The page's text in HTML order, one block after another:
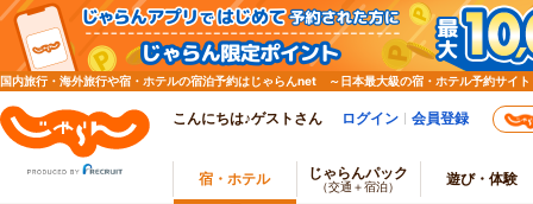
国内旅行・海外旅行や宿・ホテルの宿泊予約はじゃらんnet ～日本最大級の宿・ホテル予約サイト
こんにちは♪ゲストさん ログイン 会員登録
宿・ホテル じゃらんパック
（交通＋宿泊） 遊び・体験